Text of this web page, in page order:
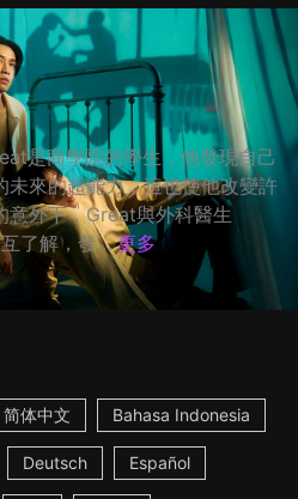
是商學院的學生，他發現自己
未來的超能力，這也使他改變許
意外下，Great與外科醫生
了解，發... 更多
简体中文 Bahasa Indonesia
Deutsch Español